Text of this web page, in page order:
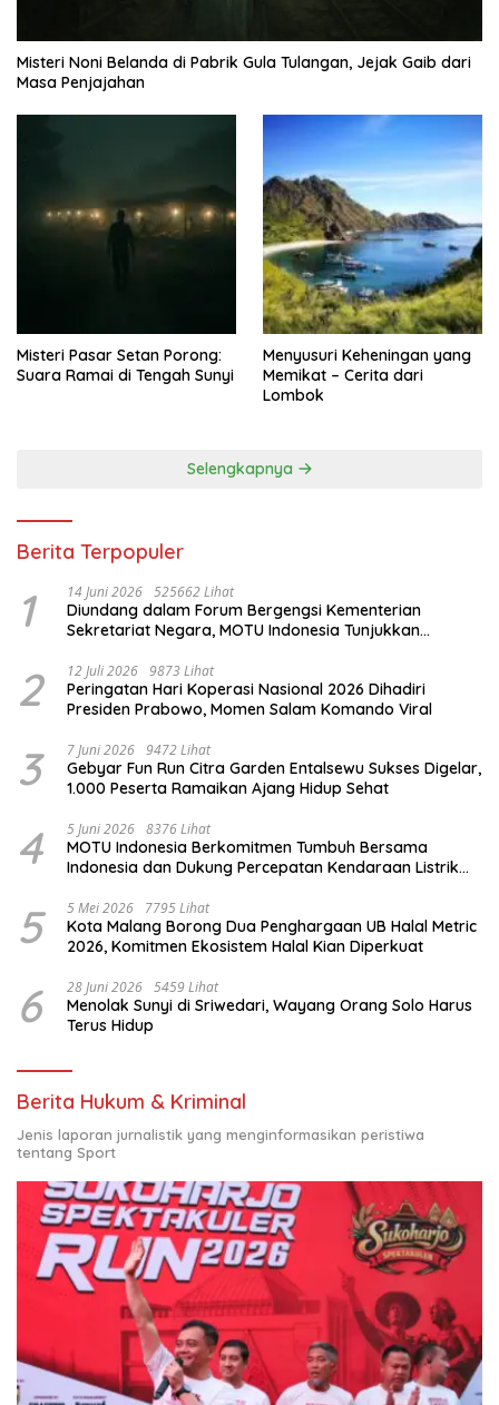
Misteri Noni Belanda di Pabrik Gula Tulangan, Jejak Gaib dari
Masa Penjajahan
Misteri Pasar Setan Porong:
Suara Ramai di Tengah Sunyi
Menyusuri Keheningan yang
Memikat – Cerita dari
Lombok
Selengkapnya
Berita Terpopuler
1 14 Juni 2026 525662 Lihat
Diundang dalam Forum Bergengsi Kementerian
Sekretariat Negara, MOTU Indonesia Tunjukkan
2 12 Juli 2026 9873 Lihat
Peringatan Hari Koperasi Nasional 2026 Dihadiri
Presiden Prabowo, Momen Salam Komando Viral
3 7 Juni 2026 9472 Lihat
Gebyar Fun Run Citra Garden Entalsewu Sukses Digelar,
1.000 Peserta Ramaikan Ajang Hidup Sehat
4 5 Juni 2026 8376 Lihat
MOTU Indonesia Berkomitmen Tumbuh Bersama
Indonesia dan Dukung Percepatan Kendaraan Listrik
5 5 Mei 2026 7795 Lihat
Kota Malang Borong Dua Penghargaan UB Halal Metric
2026, Komitmen Ekosistem Halal Kian Diperkuat
6 28 Juni 2026 5459 Lihat
Menolak Sunyi di Sriwedari, Wayang Orang Solo Harus
Terus Hidup
Berita Hukum & Kriminal
Jenis laporan jurnalistik yang menginformasikan peristiwa
tentang Sport